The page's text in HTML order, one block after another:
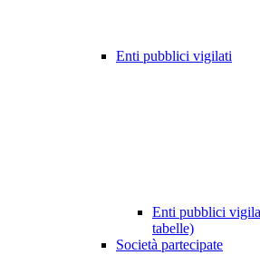
Enti pubblici vigilati
Enti pubblici
tabelle)
Società partecipate